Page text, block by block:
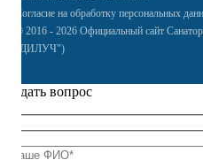
Согласие на обработку персональных
© 2016 - 2026 Официальный сайт
"ДИЛУЧ")
Задать вопрос